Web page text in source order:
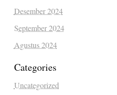
Desember 2024
September 2024
Agustus 2024
Categories
Uncategorized